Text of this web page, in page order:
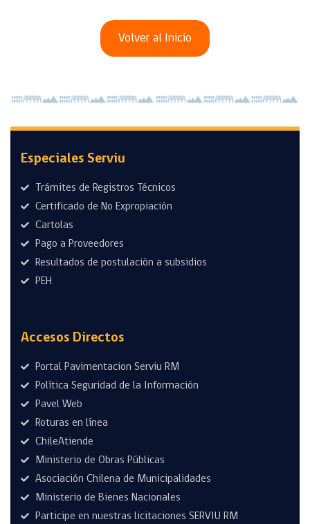
Volver al Inicio
Especiales Serviu
Trámites de Registros Técnicos
Certificado de No Expropiación
Cartolas
Pago a Proveedores
Resultados de postulación a subsidios
PEH
Accesos Directos
Portal Pavimentacion Serviu RM
Política Seguridad de la Información
Pavel Web
Roturas en línea
ChileAtiende
Ministerio de Obras Públicas
Asociación Chilena de Municipalidades
Ministerio de Bienes Nacionales
Participe en nuestras licitaciones SERVIU RM